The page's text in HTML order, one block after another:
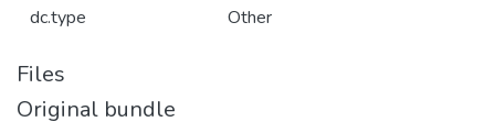
dc.type Other
Files
Original bundle